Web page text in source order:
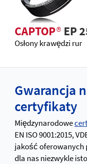
CAPTOP®EP
Osłony krawędzi rur
Gwarancja
certyfikaty
Międzynarodowe
EN ISO 9001:2015,
jakość oferowanych
dla nas niezwykle